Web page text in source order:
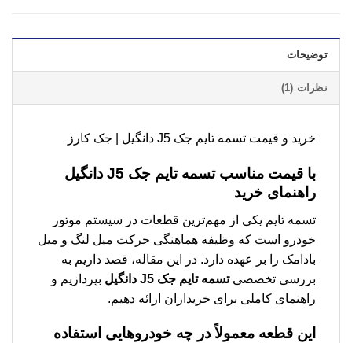
توضیحات
نظرات (1)
خرید و قیمت تسمه تایم جک J5 دانگیل | جک کارز
با قیمت مناسبتسمه تایم جک J5 دانگیل
راهنمای خرید
تسمه تایم یکی از مهم‌ترین قطعات در سیستم موتور
خودرو است که وظیفه هماهنگی حرکت میل لنگ و میل
بادامک را بر عهده دارد. در این مقاله، قصد داریم به
بررسی تخصصیتسمه تایم جک J5 دانگیل
بپردازیم و
راهنمای کاملی برای خریداران ارائه دهیم.
این قطعه معمولاً در چه خودروهایی استفاده